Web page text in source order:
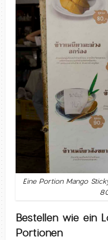
Eine Portion Mango
Bestellen wie ein
Portionen